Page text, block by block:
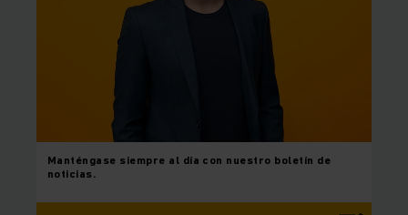
Manténgase siempre al día con nuestro boletín de
noticias.